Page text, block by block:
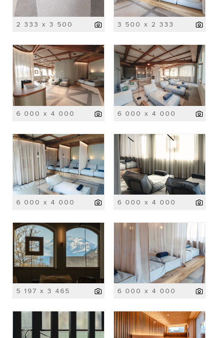
2 333 x 3 500 3 500 x 2 333
6 000 x 4 000 6 000 x 4 000
6 000 x 4 000 6 000 x 4 000
5 197 x 3 465 6 000 x 4 000